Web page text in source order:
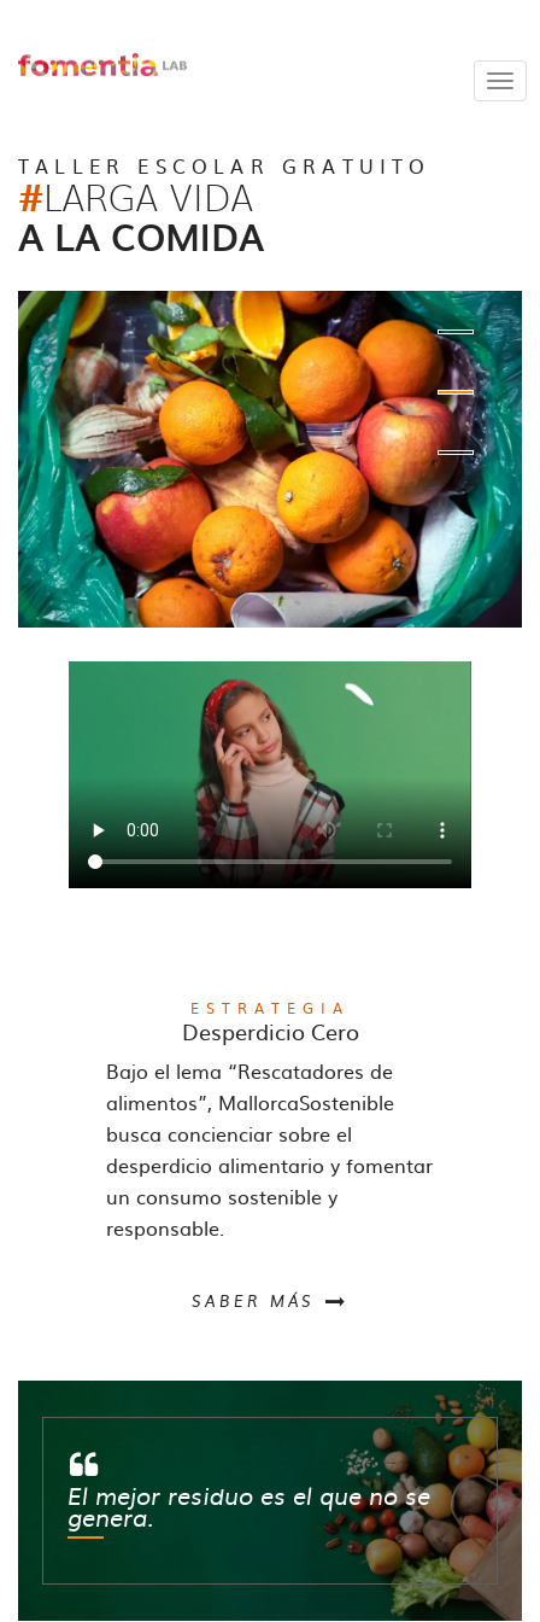
TALLER ESCOLAR GRATUITO
#LARGA VIDA
A LA COMIDA
ESTRATEGIA
Desperdicio Cero
Bajo el lema “Rescatadores de
alimentos”, MallorcaSostenible
busca concienciar sobre el
desperdicio alimentario y fomentar
un consumo sostenible y
responsable.
SABER MÁS
El mejor residuo es el que no se
genera.